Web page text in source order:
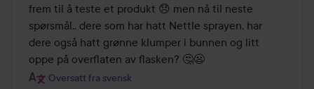
frem til å teste et produkt 😞 men nå til neste
spørsmål.. dere som har hatt Nettle sprayen, har
dere også hatt grønne klumper i bunnen og litt
oppe på overflaten av flasken? 🤔😦
Oversatt fra svensk